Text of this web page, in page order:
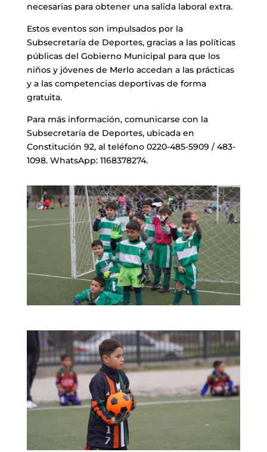
necesarias para obtener una salida laboral extra.
Estos eventos son impulsados por la
Subsecretaría de Deportes, gracias a las políticas
públicas del Gobierno Municipal para que los
niños y jóvenes de Merlo accedan a las prácticas
y a las competencias deportivas de forma
gratuita.
Para más información, comunicarse con la
Subsecretaría de Deportes, ubicada en
Constitución 92, al teléfono 0220-485-5909 / 483-
1098. WhatsApp: 1168378274.